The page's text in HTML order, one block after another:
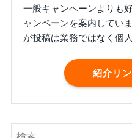
一般キャンペーンよりも
ャンペーンを案内してい
が投稿は業務ではなく個
紹介リ